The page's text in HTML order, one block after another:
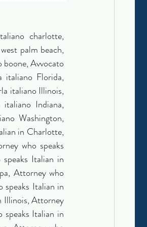
costituzione startup, contratti startup, patti parasociali startup, statuto startup, patti parasociali startup, due diligence startup, startup innovative legali, consulente legale per startup tecnologiche, supporto legale per incubatori e acceleratori, avvocato per startup italiane negli Stati Uniti, Consulenza legale internazionale per startup, avvocato per startup italiane all'estero, Florida, avvocato che parla italiano Chicago, avvocato italiano a Chicago, Italian speaking lawyer in Chicago, avvocato bilingue italiano inglese Chicago, studio legale italiano Chicago, avvocato per italiani a Chicago, legal services in Italian Chicago, avvocato d’impresa italiano Chicago, Italian business lawyer Chicago, avvocato per aziende italiane a Chicago, lawyer for Italian companies in Chicago, avvocato immobiliare italiano Chicago, Italian real estate attorney Chicago, avvocato testamento e successione italiano Chicago, Italian estate planning lawyer Chicago, pianificazione patrimoniale per italiani Chicago, avvocato immigrazione italiano Chicago, Italian immigration lawyer Chicago, assistenza legale per italiani Chicago, avvocato italiano per expat a Chicago, consulenza legale in italiano Chicago, servizi legali per comunità italiana Chicago, avvocato americano per imprenditori italiani, avvocato USA per aziende italiane, avvocato per startup italiane negli Stati Uniti, consulenza legale per imprenditori italiani in America, avvocato d'impresa italiano negli USA, come aprire una società negli Stati Uniti, avvocato per investimento negli Stati Uniti, assistenza legale p